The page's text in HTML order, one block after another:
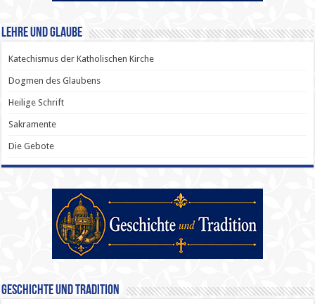
Lehre und Glaube
Katechismus der Katholischen Kirche
Dogmen des Glaubens
Heilige Schrift
Sakramente
Die Gebote
Geschichte und Tradition